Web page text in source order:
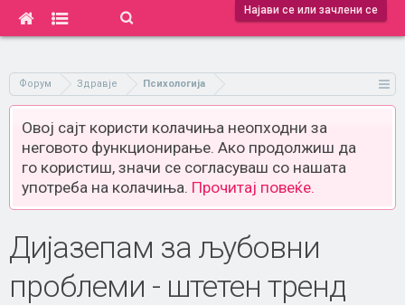
Најави се или зачлени се
Форум Здравје Психологија
Овој сајт користи колачиња неопходни за
неговото функционирање. Ако продолжиш да
го користиш, значи се согласуваш со нашата
употреба на колачиња. Прочитај повеќе.
Дијазепам за љубовни
проблеми - штетен тренд